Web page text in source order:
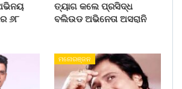
୬୮
ତ୍ୟାଗ କଲେ ପ୍ରସିଦ୍ଧ
ବଲିଉଡ ଅଭିନେତା ଅସରାନି
ମନୋରଞ୍ଜନ